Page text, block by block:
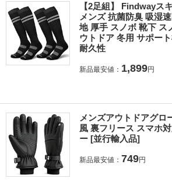
【2足組】 Findwayス
メンズ 抗菌防臭 吸湿
地 厚手 スノボ 靴下 ス
ウトドア 冬用 サポー
耐久性
新品最安値： 1,899円
メンズアウトドアグロ
風 裏フリース スマホ
ー [並行輸入品]
新品最安値： 749円